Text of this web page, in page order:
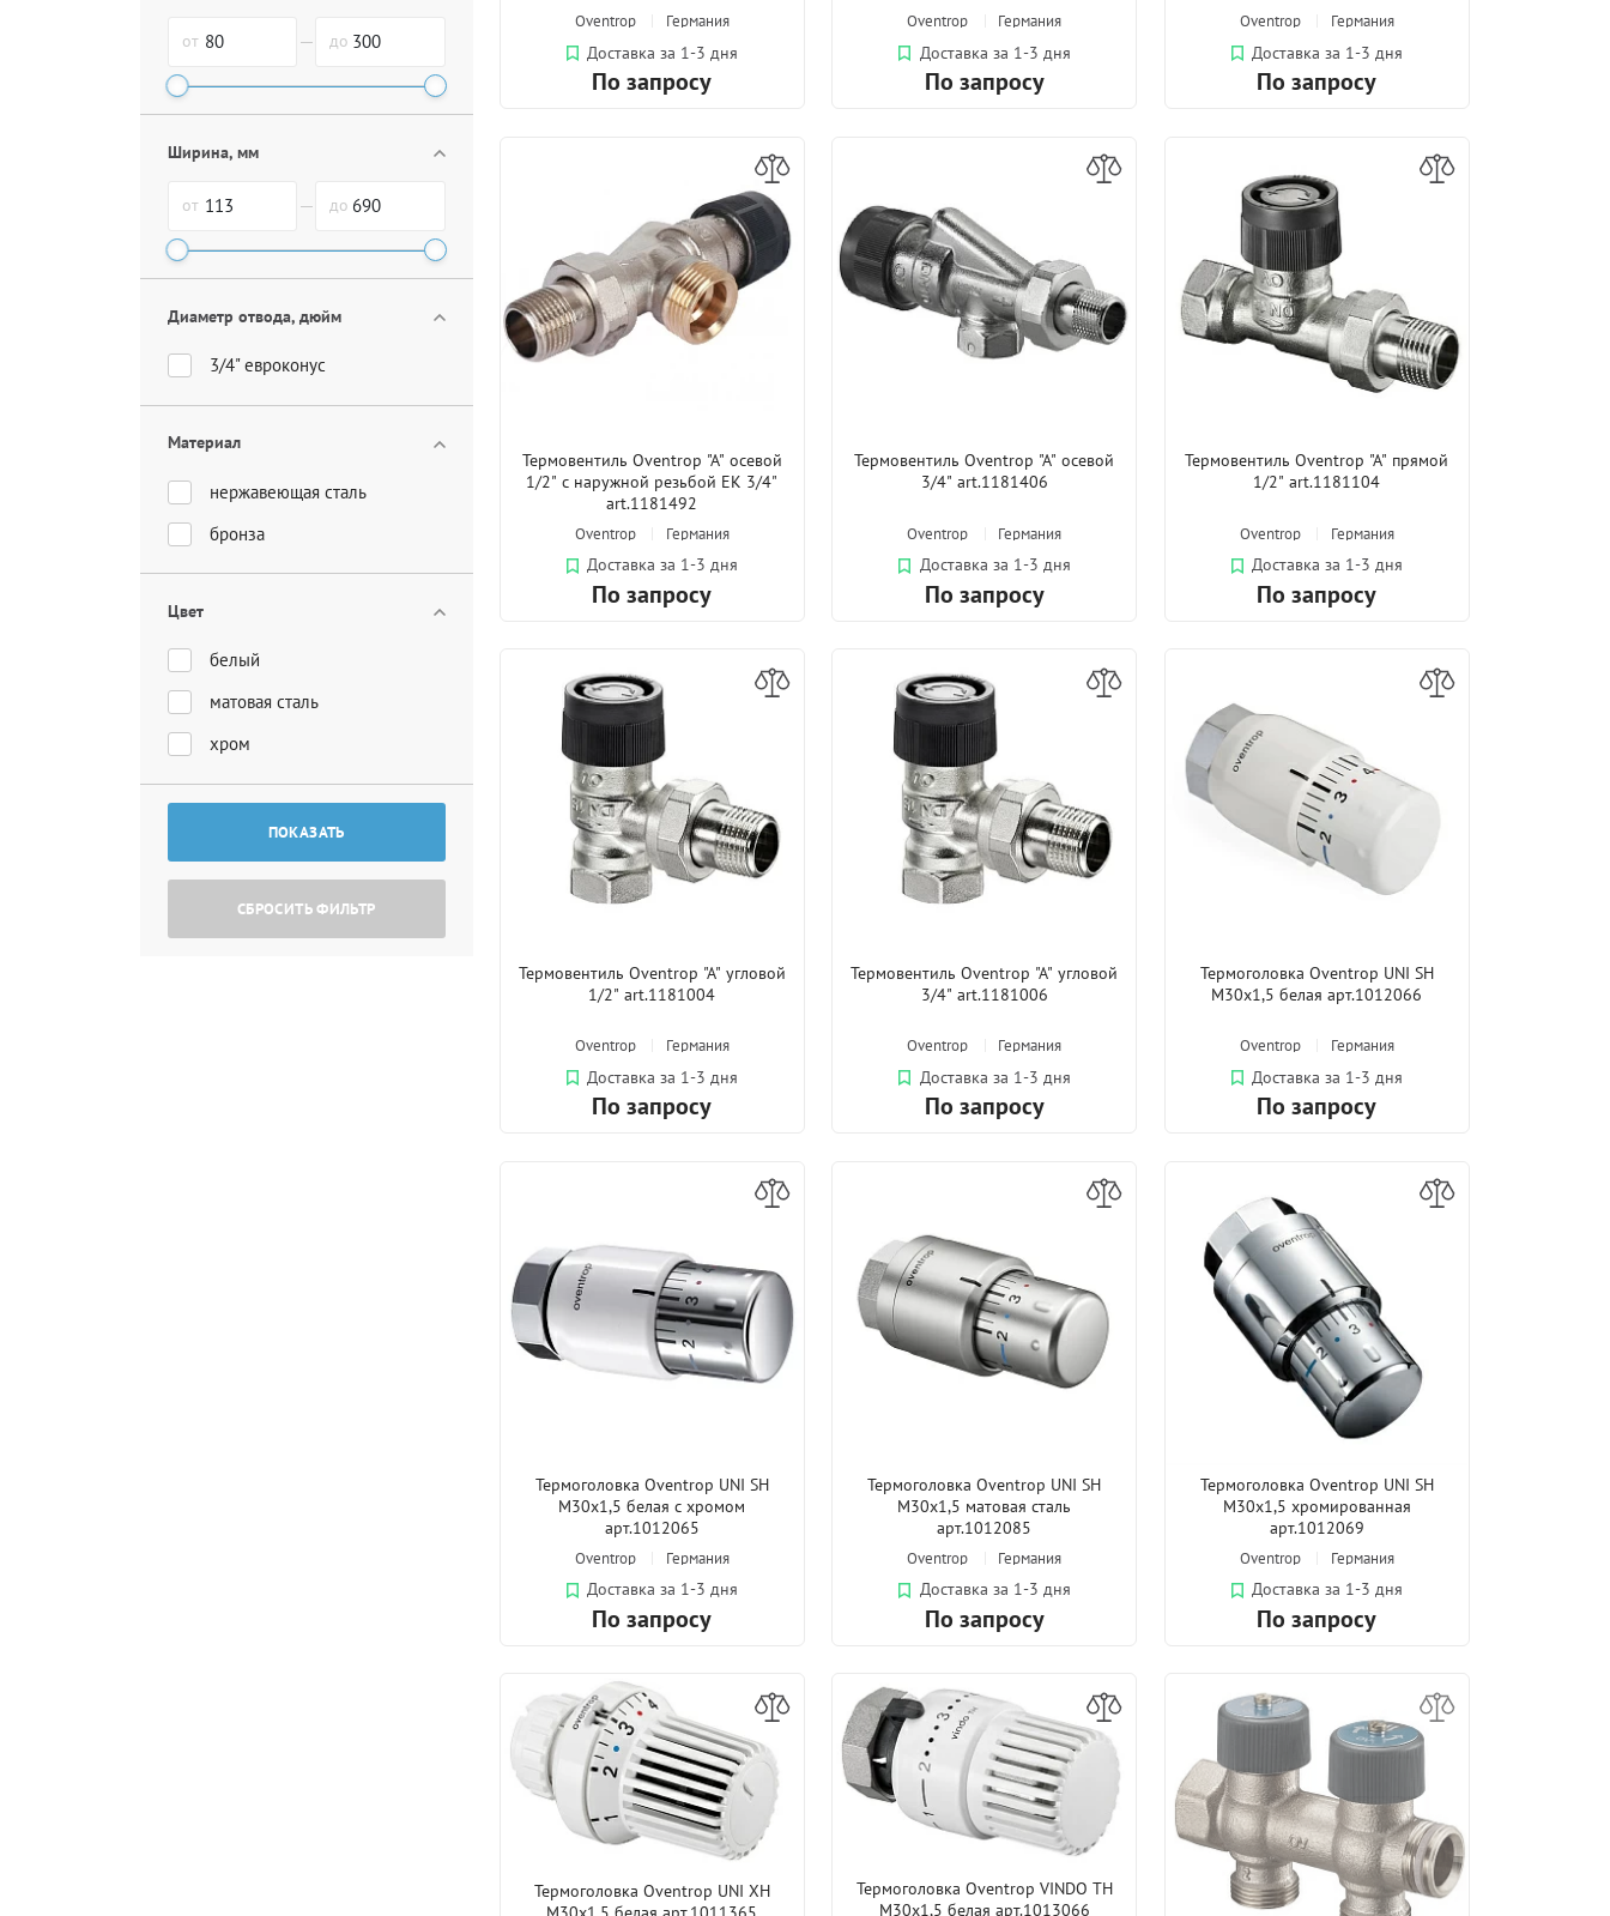
от до
Ширина, мм
от до
Диаметр отвода, дюйм
3/4" евроконус
Материал
нержавеющая сталь
бронза
Цвет
белый
матовая сталь
хром
ПОКАЗАТЬ
СБРОСИТЬ ФИЛЬТР
Oventrop Германия
Доставка за 1-3 дня
По запросу
Oventrop Германия
Доставка за 1-3 дня
По запросу
Oventrop Германия
Доставка за 1-3 дня
По запросу
Термовентиль Oventrop "A" осевой
1/2" с наружной резьбой EK 3/4"
art.1181492
Oventrop Германия
Доставка за 1-3 дня
По запросу
Термовентиль Oventrop "A" осевой
3/4" art.1181406
Oventrop Германия
Доставка за 1-3 дня
По запросу
Термовентиль Oventrop "A" прямой
1/2" art.1181104
Oventrop Германия
Доставка за 1-3 дня
По запросу
Термовентиль Oventrop "A" угловой
1/2" art.1181004
Oventrop Германия
Доставка за 1-3 дня
По запросу
Термовентиль Oventrop "A" угловой
3/4" art.1181006
Oventrop Германия
Доставка за 1-3 дня
По запросу
Термоголовка Oventrop UNI SH
M30x1,5 белая арт.1012066
Oventrop Германия
Доставка за 1-3 дня
По запросу
Термоголовка Oventrop UNI SH
M30x1,5 белая с хромом
арт.1012065
Oventrop Германия
Доставка за 1-3 дня
По запросу
Термоголовка Oventrop UNI SH
M30x1,5 матовая сталь
арт.1012085
Oventrop Германия
Доставка за 1-3 дня
По запросу
Термоголовка Oventrop UNI SH
M30x1,5 хромированная
арт.1012069
Oventrop Германия
Доставка за 1-3 дня
По запросу
Термоголовка Oventrop UNI XH
Термоголовка Oventrop VINDO TH
M30x1,5 белая арт.1013066